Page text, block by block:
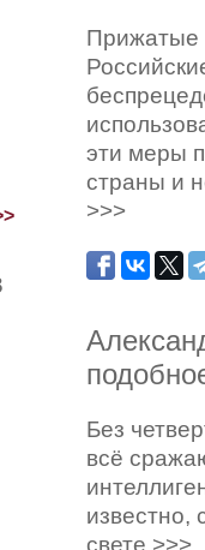
Прижатые
эти меры
страны и
>>>
Без
всё
известно,
свете >>>